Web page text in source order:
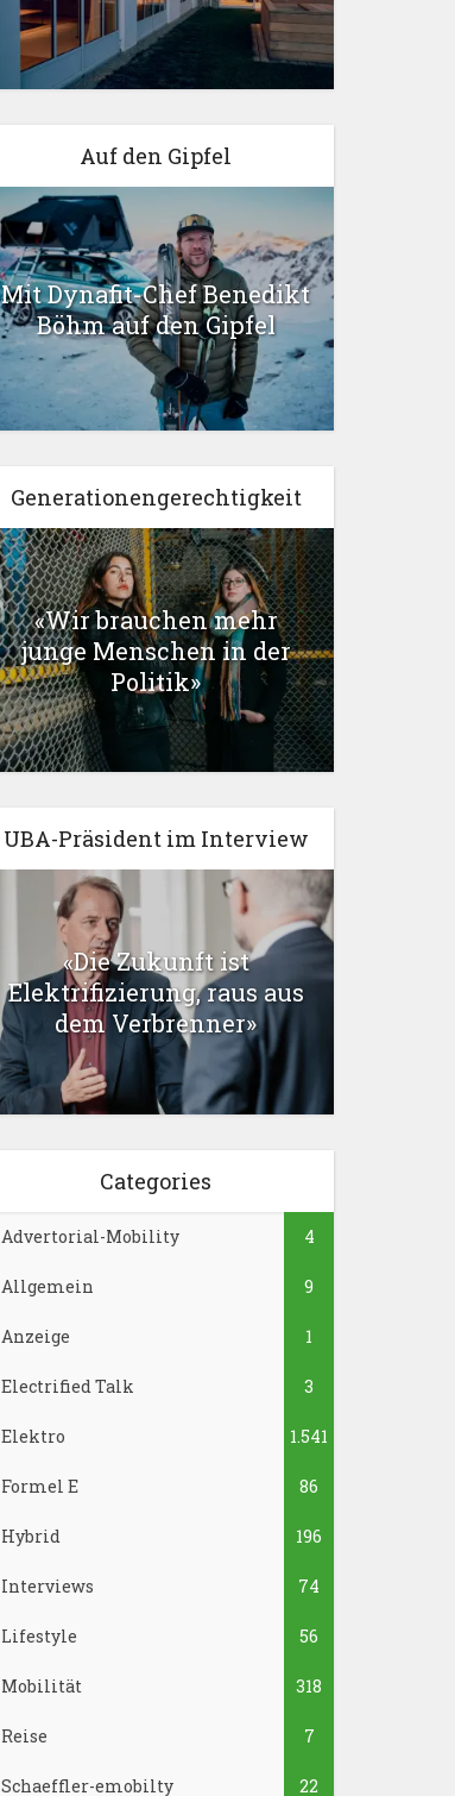
Auf den Gipfel
Mit Dynafit-Chef Benedikt
Böhm auf den Gipfel
Generationengerechtigkeit
«Wir brauchen mehr
junge Menschen in der
Politik»
UBA-Präsident im Interview
«Die Zukunft ist
Elektrifizierung, raus aus
dem Verbrenner»
Categories
Advertorial-Mobility 4
Allgemein 9
Anzeige 1
Electrified Talk 3
Elektro 1.541
Formel E 86
Hybrid 196
Interviews 74
Lifestyle 56
Mobilität 318
Reise 7
Schaeffler-emobilty 22